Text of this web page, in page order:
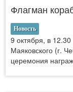
Флагман
Новость
9 октября, в
Маяковского (г.
церемония